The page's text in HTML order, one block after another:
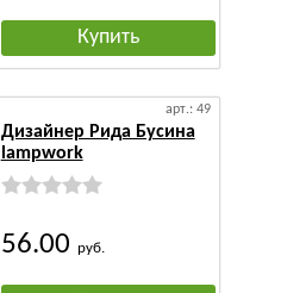
Купить
арт.: 49
Дизайнер Рида Бусина
lampwork
56.00 руб.